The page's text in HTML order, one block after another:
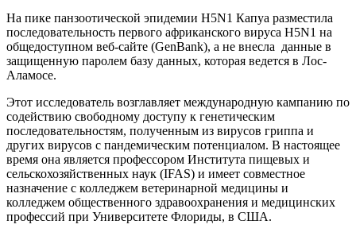
На пике панзоотической эпидемии H5N1 Капуа разместила
последовательность первого африканского вируса H5N1 на
общедоступном веб-сайте (GenBank), а не внесла данные в
защищенную паролем базу данных, которая ведется в Лос-
Аламосе.
Этот исследователь возглавляет международную кампанию по
содействию свободному доступу к генетическим
последовательностям, полученным из вирусов гриппа и
других вирусов с пандемическим потенциалом. В настоящее
время она является профессором Института пищевых и
сельскохозяйственных наук (IFAS) и имеет совместное
назначение с колледжем ветеринарной медицины и
колледжем общественного здравоохранения и медицинских
профессий при Университете Флориды, в США.